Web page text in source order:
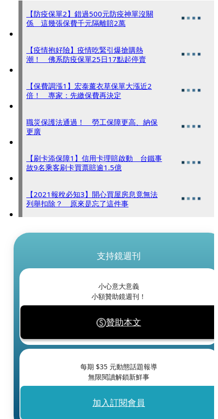
【防疫保單2】錯過500元防疫神單沒關
係 這幾張保費千元隔離賠2萬
【疫情抱好險】疫情吃緊引爆搶購熱
潮！ 佛系防疫保單25日17點起停賣
【保費調漲1】宏泰薰衣草保單大漲近2
倍！ 專家：先繳保費再決定
職災保護法通過！ 勞工保障更高、納保
更廣
【刷卡添保障1】信用卡理賠啟動 台鐵事
故9名乘客刷卡買票賠逾1.5億
【2021報稅必知3】開心買屋房息竟無法
列舉扣除？ 原來是忘了這件事
支持鏡週刊
小心意大意義
小額贊助鏡週刊！
贊助本文
每期 $35 元動態話題報導
無限閱讀解鎖新鮮事
加入訂閱會員